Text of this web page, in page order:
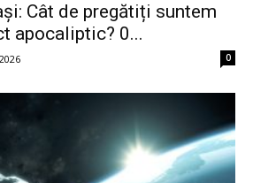
Cât de pregătiți suntem
apocaliptic? 0...
0